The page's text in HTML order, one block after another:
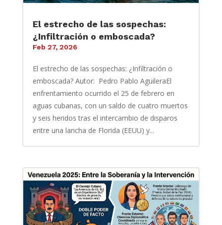
El estrecho de las sospechas:
¿Infiltración o emboscada?
Feb 27, 2026
El estrecho de las sospechas: ¿Infiltración o
emboscada? Autor: Pedro Pablo AguileraEl
enfrentamiento ocurrido el 25 de febrero en
aguas cubanas, con un saldo de cuatro muertos
y seis heridos tras el intercambio de disparos
entre una lancha de Florida (EEUU) y...